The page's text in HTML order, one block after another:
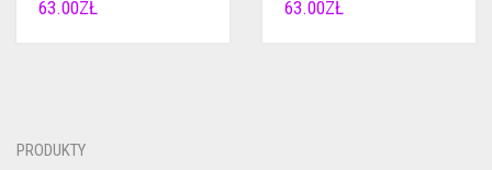
63.00ZŁ 63.00ZŁ
PRODUKTY